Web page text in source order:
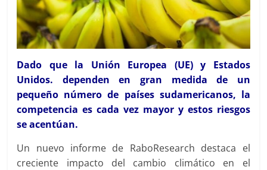
Dado que la Unión Europea (UE) y Estados
Unidos. dependen en gran medida de un
pequeño número de países sudamericanos, la
competencia es cada vez mayor y estos riesgos
se acentúan.
Un nuevo informe de RaboResearch destaca el
creciente impacto del cambio climático en el